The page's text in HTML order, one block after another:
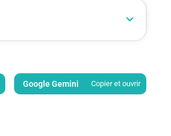
Google Gemini Copier et ouvrir